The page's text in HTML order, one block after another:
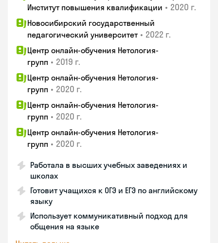
Институт повышения квалификации • 2020 г.
Новосибирский государственный
педагогический университет • 2022 г.
Центр онлайн-обучения Нетология-
групп • 2019 г.
Центр онлайн-обучения Нетология-
групп • 2020 г.
Центр онлайн-обучения Нетология-
групп • 2020 г.
Центр онлайн-обучения Нетология-
групп • 2020 г.
Работала в высших учебных заведениях и
школах
Готовит учащихся к ОГЭ и ЕГЭ по английскому
языку
Использует коммуникативный подход для
общения на языке